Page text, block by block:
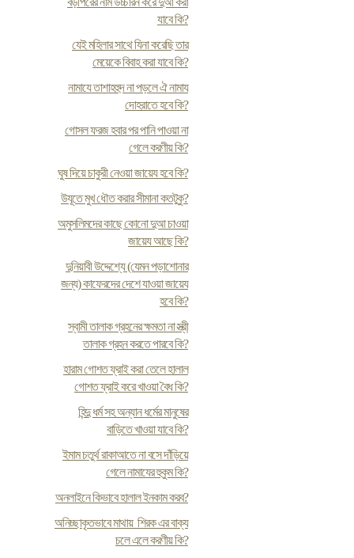
যাবে কি?
যেই মহিলার সাথে যিনা করেছি তার
মেয়েকে বিবাহ করা যাবে কি?
নামাযে তাশাহহুদ না পড়লে ঐ নামায
দোহরাতে হবে কি?
গোসল ফরজ হবার পর পানি পাওয়া না
গেলে করণীয় কি?
ঘুষ দিয়ে চাকুরী নেওয়া জায়েয হবে কি?
উযূতে মুখ ধৌত করার সীমানা কতটুকু?
অমুসলিমদের কাছে কোনো দুআ চাওয়া
জায়েয আছে কি?
দুনিয়াবী উদ্দেশ্যে (যেমন পড়াশোনার
জন্য) কাফেরদের দেশে যাওয়া জায়েয
হবে কি?
স্বামী তালাক গ্রহনের ক্ষমতা না স্ত্রী
তালাক গ্রহন করতে পারবে কি?
হারাম গোশত ফ্রাই করা তেলে হালাল
গোশত ফ্রাই করে খাওয়া বৈধ কি?
হিন্দু ধর্ম সহ অন্যান ধর্মের মানুষের
বাড়িতে খাওয়া যাবে কি?
ইমাম চতুর্থ রাকাআতে না বসে দাঁড়িয়ে
গেলে নামাযের হুকুম কি?
অনলাইনে কিভাবে হালাল ইনকাম করব?
অনিচ্ছাকৃতভাবে মাথায় শিরক এর বাক্য
চলে এলে করণীয় কি?